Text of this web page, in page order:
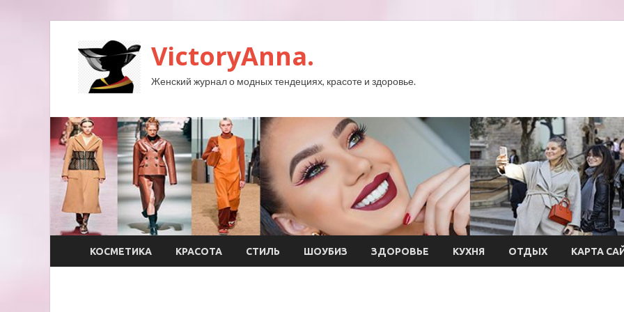
VictoryAnna.
Женский журнал о модных тендециях, красоте и здоровье.
КОСМЕТИКА КРАСОТА СТИЛЬ ШОУБИЗ ЗДОРОВЬЕ КУХНЯ ОТДЫХ КАРТА